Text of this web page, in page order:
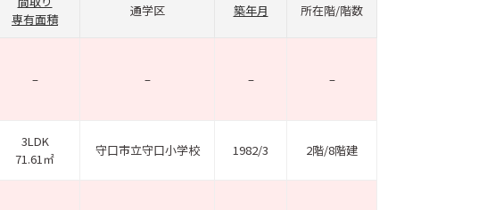
専有面積
通学区 築年月 所在階/階数
– – – –
3LDK
71.61㎡
守口市立守口小学校 1982/3 2階/8階建